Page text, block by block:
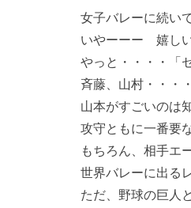
女子バレーに続い
いやーーー 嬉しい
やっと・・・・「
斉藤、山村・・・
山本がすごいのは
攻守ともに一番要
もちろん、相手エ
世界バレーに出る
ただ、野球の巨人